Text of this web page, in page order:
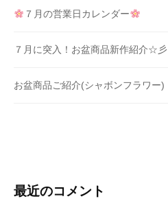
７月の営業日カレンダー
７月に突入！お盆商品新作紹介☆彡
お盆商品ご紹介(シャボンフラワー)
最近のコメント